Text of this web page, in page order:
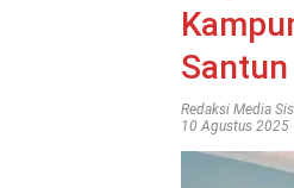
Santun
Redaksi Media
10 Agustus 2025